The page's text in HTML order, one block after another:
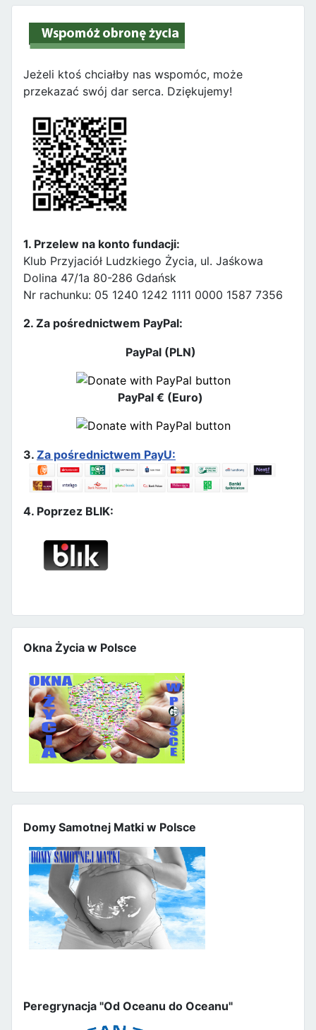
Jeżeli ktoś chciałby nas wspomóc, może
przekazać swój dar serca. Dziękujemy!
1. Przelew na konto fundacji:
Klub Przyjaciół Ludzkiego Życia, ul. Jaśkowa
Dolina 47/1a 80-286 Gdańsk
Nr rachunku: 05 1240 1242 1111 0000 1587 7356
2. Za pośrednictwem PayPal:
PayPal (PLN)
PayPal € (Euro)
3. Za pośrednictwem PayU:
4. Poprzez BLIK:
Okna Życia w Polsce
Domy Samotnej Matki w Polsce
Peregrynacja "Od Oceanu do Oceanu"